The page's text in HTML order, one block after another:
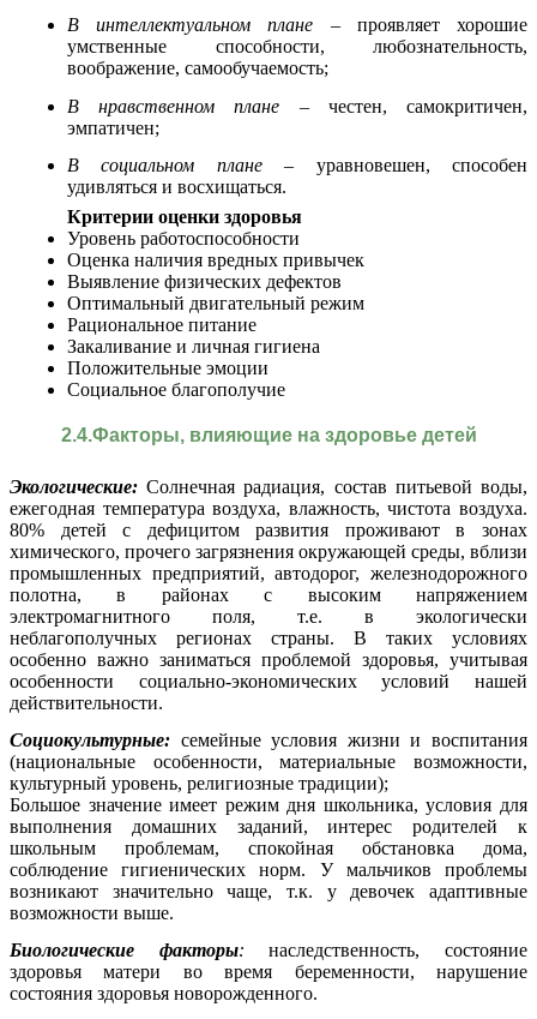
В интеллектуальном плане – проявляет хорошие
умственные способности, любознательность,
воображение, самообучаемость;
В нравственном плане – честен, самокритичен,
эмпатичен;
В социальном плане– уравновешен, способен
удивляться и восхищаться.
Критерии оценки здоровья
Уровень работоспособности
Оценка наличия вредных привычек
Выявление физических дефектов
Оптимальный двигательный режим
Рациональное питание
Закаливание и личная гигиена
Положительные эмоции
Социальное благополучие
2.4.Факторы, влияющие на здоровье детей
Экологические: Солнечная радиация, состав питьевой воды,
ежегодная температура воздуха, влажность, чистота воздуха.
80% детей с дефицитом развития проживают в зонах
химического, прочего загрязнения окружающей среды, вблизи
промышленных предприятий, автодорог, железнодорожного
полотна, в районах с высоким напряжением
электромагнитного поля, т.е. в экологически
неблагополучных регионах страны. В таких условиях
особенно важно заниматься проблемой здоровья, учитывая
особенности социально-экономических условий нашей
действительности.
Социокультурные: семейные условия жизни и воспитания
(национальные особенности, материальные возможности,
культурный уровень, религиозные традиции);
Большое значение имеет режим дня школьника, условия для
выполнения домашних заданий, интерес родителей к
школьным проблемам, спокойная обстановка дома,
соблюдение гигиенических норм. У мальчиков проблемы
возникают значительно чаще, т.к. у девочек адаптивные
возможности выше.
Биологические факторы:наследственность, состояние
здоровья матери во время беременности, нарушение
состояния здоровья новорожденного.